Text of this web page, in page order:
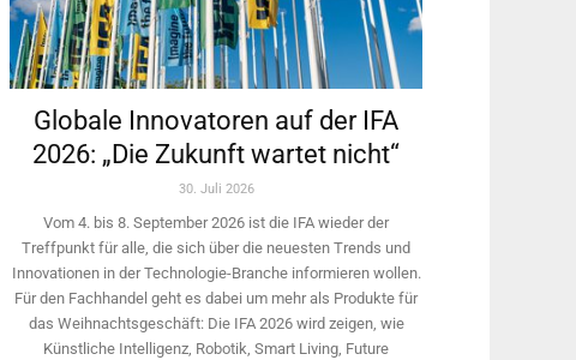
Globale Innovatoren auf der IFA
2026: „Die Zukunft wartet nicht“
30. Juli 2026
Vom 4. bis 8. September 2026 ist die IFA wieder der
Treffpunkt für alle, die sich über die neuesten Trends und
Innovationen in der Technologie-­Branche informieren wollen.
Für den Fachhandel geht es dabei um mehr als Produkte für
das Weihnachtsgeschäft: Die IFA 2026 wird ­zeigen, wie
Künstliche Intelligenz, Robotik, Smart Living, Future